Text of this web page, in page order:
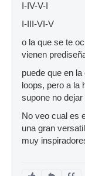
I-IV-V-I
I-III-VI-V
o la que se te
vienen
puede que en
loops, pero a la
supone no
No veo cual es
una gran
muy